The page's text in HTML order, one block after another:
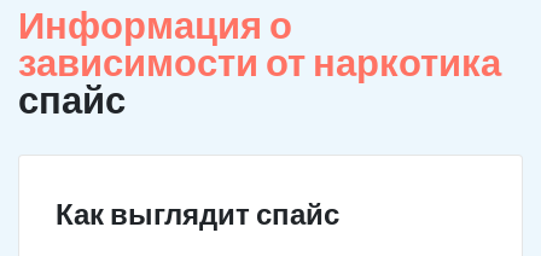
Информация о
зависимости от наркотика
спайс
Как выглядит спайс